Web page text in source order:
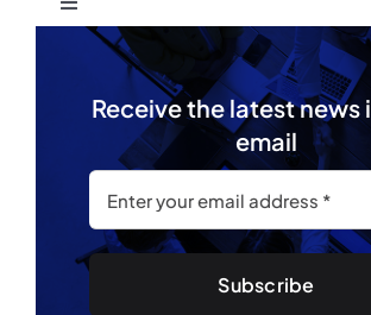
Toggle
Navigation
Издание No. 5 — Июнь 2025
Издание No. 4 — Май 2025
Издание No. 3 — Апрель 2025
Издание No. 2 — Март 2025
Receive the latest news
email
Subscribe